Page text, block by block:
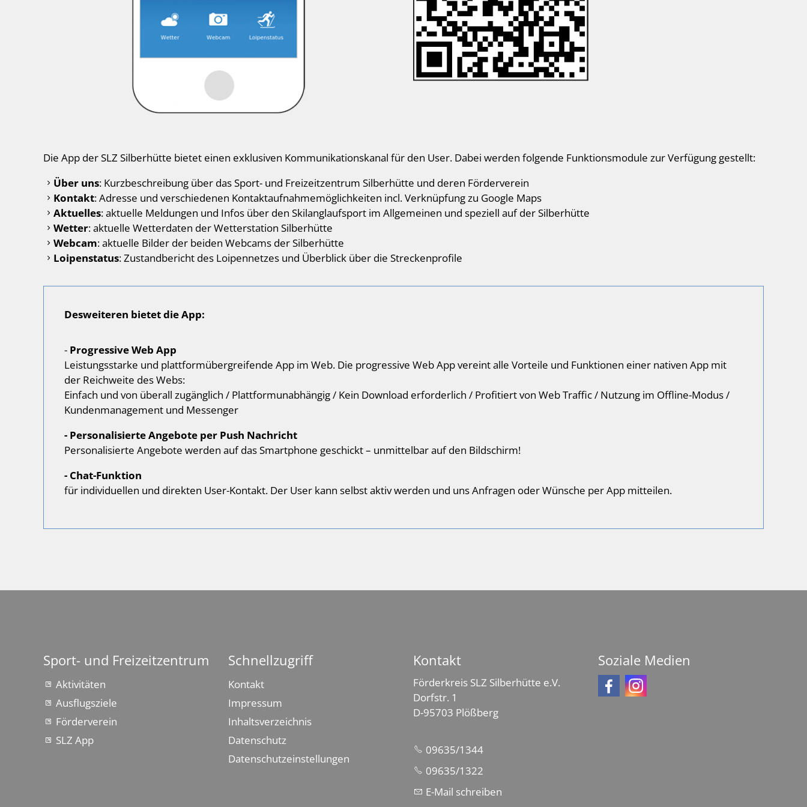
Die App der SLZ Silberhütte bietet einen exklusiven Kommunikationskanal für den User. Dabei werden folgende Funktionsmodule zur Verfügung gestellt:
Über uns: Kurzbeschreibung über das Sport- und Freizeitzentrum Silberhütte und deren Förderverein
Kontakt: Adresse und verschiedenen Kontaktaufnahmemöglichkeiten incl. Verknüpfung zu Google Maps
Aktuelles: aktuelle Meldungen und Infos über den Skilanglaufsport im Allgemeinen und speziell auf der Silberhütte
Wetter: aktuelle Wetterdaten der Wetterstation Silberhütte
Webcam: aktuelle Bilder der beiden Webcams der Silberhütte
Loipenstatus: Zustandbericht des Loipennetzes und Überblick über die Streckenprofile
Desweiteren bietet die App:
- Progressive Web App
Leistungsstarke und plattformübergreifende App im Web. Die progressive Web App vereint alle Vorteile und Funktionen einer nativen App mit
der Reichweite des Webs:
Einfach und von überall zugänglich / Plattformunabhängig / Kein Download erforderlich / Profitiert von Web Traffic / Nutzung im Offline-Modus /
Kundenmanagement und Messenger
- Personalisierte Angebote per Push Nachricht
Personalisierte Angebote werden auf das Smartphone geschickt – unmittelbar auf den Bildschirm!
- Chat-Funktion
für individuellen und direkten User-Kontakt. Der User kann selbst aktiv werden und uns Anfragen oder Wünsche per App mitteilen.
Sport- und Freizeitzentrum
Aktivitäten
Ausflugsziele
Förderverein
SLZ App
Schnellzugriff
Kontakt
Impressum
Inhaltsverzeichnis
Datenschutz
Datenschutzeinstellungen
Kontakt
Förderkreis SLZ Silberhütte e.V.
Dorfstr. 1
D-95703 Plößberg
09635/1344
09635/1322
E-Mail schreiben
Soziale Medien